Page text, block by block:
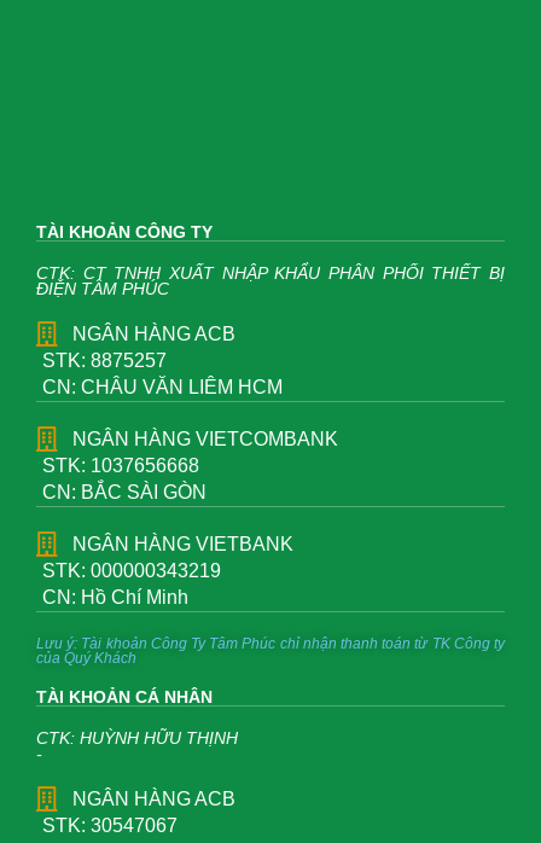
TÀI KHOẢN CÔNG TY
CTK: CT TNHH XUẤT NHẬP KHẨU PHÂN PHỐI THIẾT BỊ
ĐIỆN TÂM PHÚC
NGÂN HÀNG ACB
STK: 8875257
CN: CHÂU VĂN LIÊM HCM
NGÂN HÀNG VIETCOMBANK
STK: 1037656668
CN: BẮC SÀI GÒN
NGÂN HÀNG VIETBANK
STK: 000000343219
CN: Hồ Chí Minh
Lưu ý: Tài khoản Công Ty Tâm Phúc chỉ nhận thanh toán từ TK Công ty
của Quý Khách
TÀI KHOẢN CÁ NHÂN
CTK: HUỲNH HỮU THỊNH
-
NGÂN HÀNG ACB
STK: 30547067